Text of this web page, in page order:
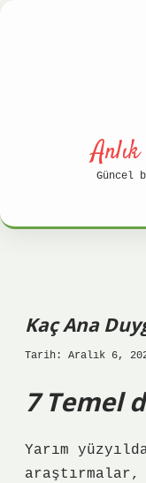
Güncel
Kaç Ana
Tarih: Aralık 6,
7 Temel
Yarım